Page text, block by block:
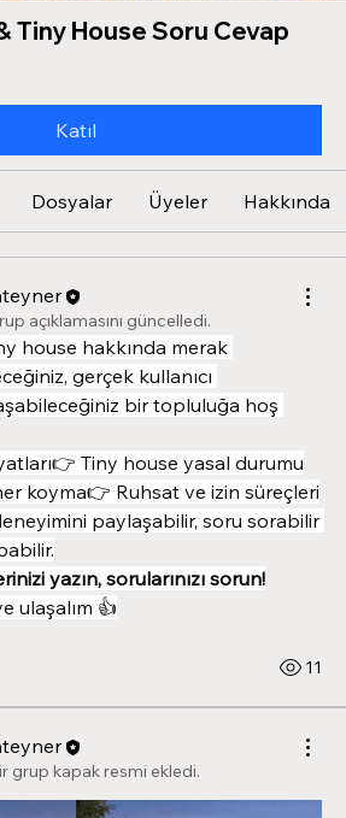
Tiny House Soru Cevap
Katıl
Dosyalar Üyeler Hakkında
açıklamasını güncelledi.
house hakkında merak
gerçek kullanıcı
bir topluluğa hoş
Tiny house yasal durumu
koyma👉 Ruhsat ve izin süreçleri
paylaşabilir, soru sorabilir
yazın, sorularınızı sorun!
ulaşalım 👍
11
grup kapak resmi ekledi.